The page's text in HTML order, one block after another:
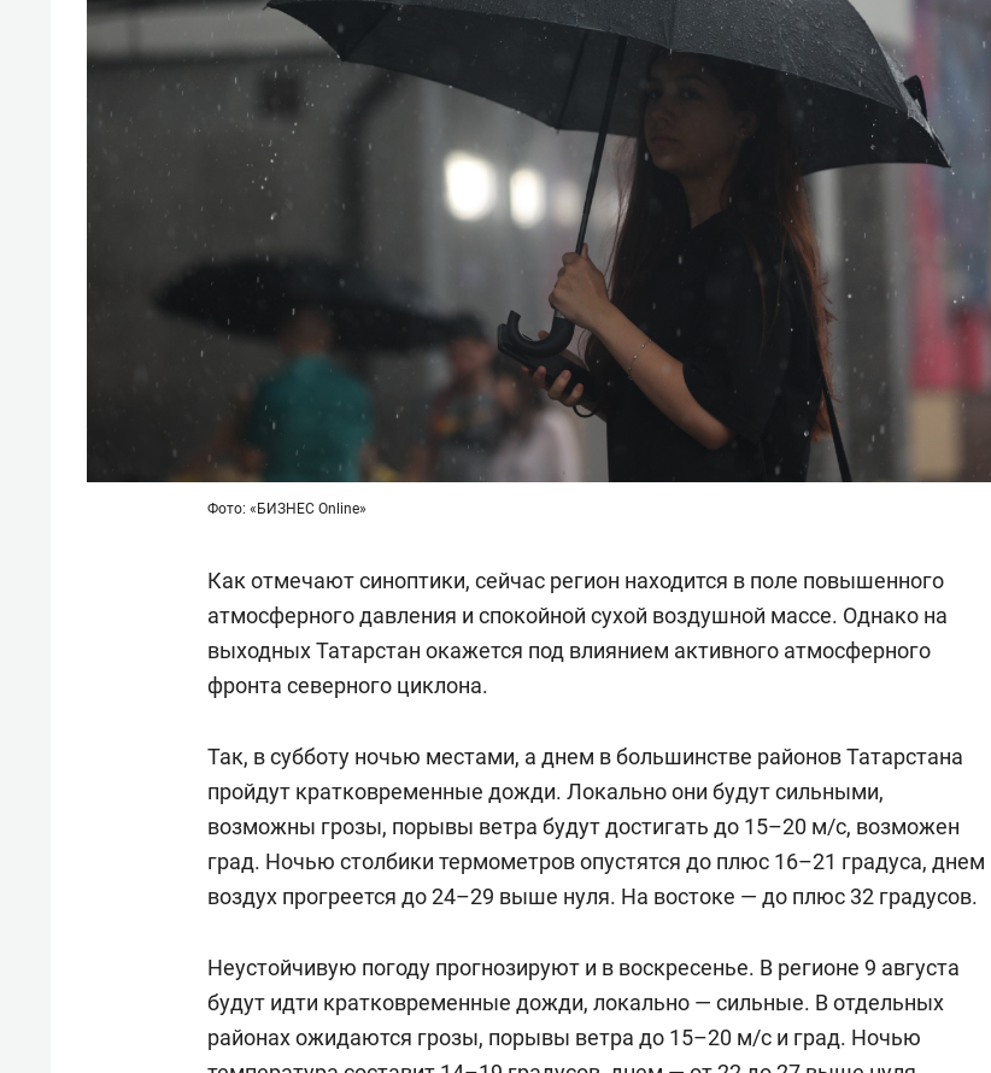
Фото: «БИЗНЕС Online»
Как отмечают синоптики, сейчас регион находится в поле повышенного
атмосферного давления и спокойной сухой воздушной массе. Однако на
выходных Татарстан окажется под влиянием активного атмосферного
фронта северного циклона.
Так, в субботу ночью местами, а днем в большинстве районов Татарстана
пройдут кратковременные дожди. Локально они будут сильными,
возможны грозы, порывы ветра будут достигать до 15–20 м/с, возможен
град. Ночью столбики термометров опустятся до плюс 16–21 градуса, днем
воздух прогреется до 24–29 выше нуля. На востоке — до плюс 32 градусов.
Неустойчивую погоду прогнозируют и в воскресенье. В регионе 9 августа
будут идти кратковременные дожди, локально — сильные. В отдельных
районах ожидаются грозы, порывы ветра до 15–20 м/с и град. Ночью